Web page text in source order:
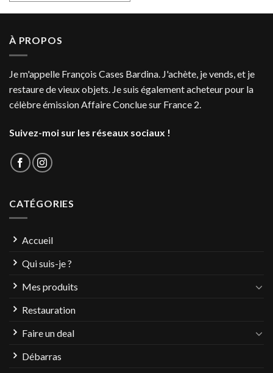
À PROPOS
Je m'appelle François Cases Bardina. J'achète, je vends, et je
restaure de vieux objets. Je suis également acheteur pour la
célèbre émission Affaire Conclue sur France 2.
Suivez-moi sur les réseaux sociaux !
CATÉGORIES
Accueil
Qui suis-je ?
Mes produits
Restauration
Faire un deal
Débarras